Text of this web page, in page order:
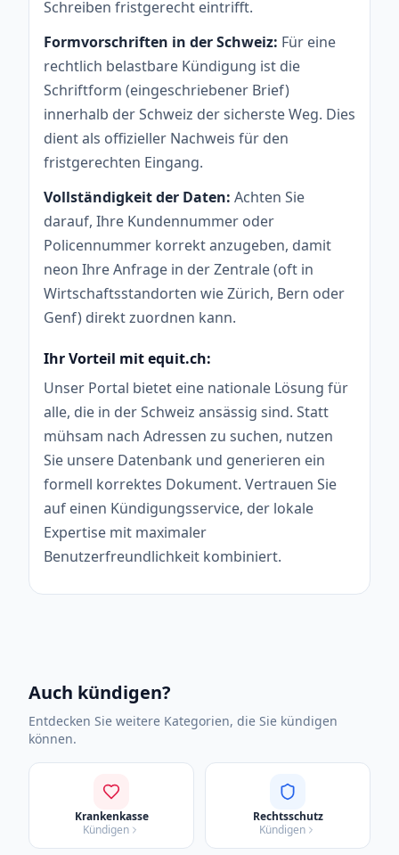
Schreiben fristgerecht eintrifft.
Formvorschriften in der Schweiz: Für eine
rechtlich belastbare Kündigung ist die
Schriftform (eingeschriebener Brief)
innerhalb der Schweiz der sicherste Weg. Dies
dient als offizieller Nachweis für den
fristgerechten Eingang.
Vollständigkeit der Daten: Achten Sie
darauf, Ihre Kundennummer oder
Policennummer korrekt anzugeben, damit
neon Ihre Anfrage in der Zentrale (oft in
Wirtschaftsstandorten wie Zürich, Bern oder
Genf) direkt zuordnen kann.
Ihr Vorteil mit equit.ch:
Unser Portal bietet eine nationale Lösung für
alle, die in der Schweiz ansässig sind. Statt
mühsam nach Adressen zu suchen, nutzen
Sie unsere Datenbank und generieren ein
formell korrektes Dokument. Vertrauen Sie
auf einen Kündigungsservice, der lokale
Expertise mit maximaler
Benutzerfreundlichkeit kombiniert.
Auch kündigen?
Entdecken Sie weitere Kategorien, die Sie kündigen
können.
Krankenkasse
Kündigen
Rechtsschutz
Kündigen